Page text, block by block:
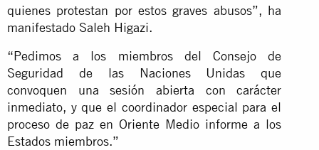
quienes protestan por estos graves abusos”, ha
manifestado Saleh Higazi.
“Pedimos a los miembros del Consejo de
Seguridad de las Naciones Unidas que
convoquen una sesión abierta con carácter
inmediato, y que el coordinador especial para el
proceso de paz en Oriente Medio informe a los
Estados miembros.”